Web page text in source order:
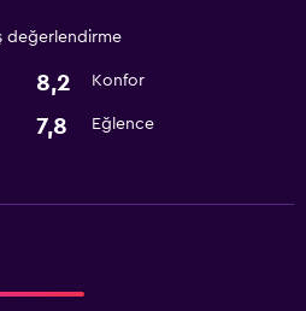
değerlendirme
8,2 Konfor
7,8 Eğlence